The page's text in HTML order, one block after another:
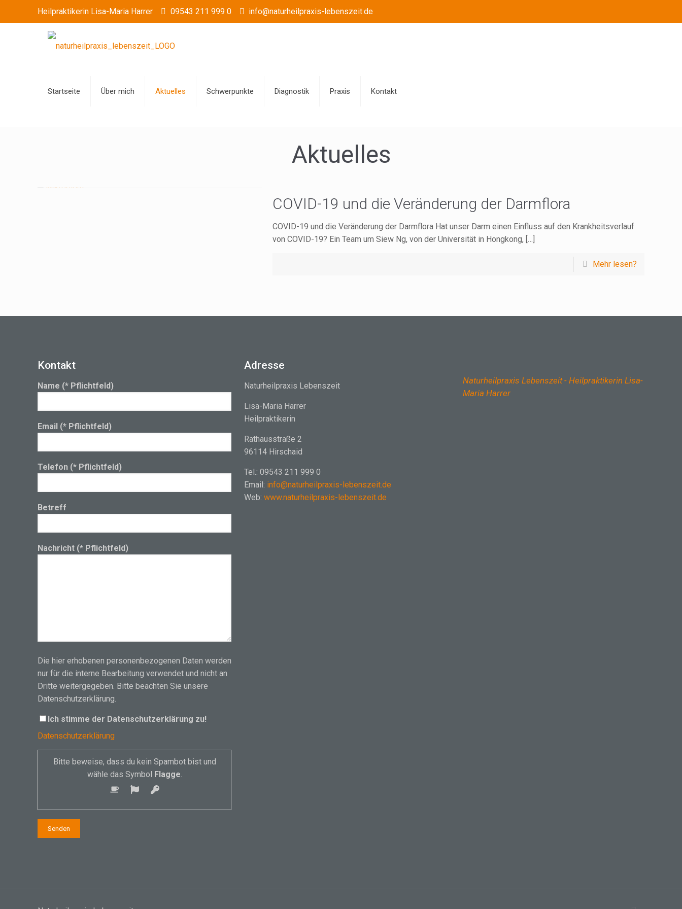
Heilpraktikerin Lisa-Maria Harrer 09543 211 999 0 info@naturheilpraxis-lebenszeit.de
Startseite Über mich Aktuelles Schwerpunkte Diagnostik Praxis Kontakt
Aktuelles
COVID-19 und die Veränderung der Darmflora
COVID-19 und die Veränderung der Darmflora Hat unser Darm einen Einfluss auf den Krankheitsverlauf
von COVID-19? Ein Team um Siew Ng, von der Universität in Hongkong, […]
Mehr lesen?
Kontakt
Name (* Pflichtfeld)
Email (* Pflichtfeld)
Telefon (* Pflichtfeld)
Betreff
Nachricht (* Pflichtfeld)
Die hier erhobenen personenbezogenen Daten werden
nur für die interne Bearbeitung verwendet und nicht an
Dritte weitergegeben. Bitte beachten Sie unsere
Datenschutzerklärung.
Ich stimme der Datenschutzerklärung zu!
Datenschutzerklärung
Bitte beweise, dass du kein Spambot bist und
wähle das Symbol Flagge.
Adresse
Naturheilpraxis Lebenszeit
Lisa-Maria Harrer
Heilpraktikerin
Rathausstraße 2
96114 Hirschaid
Tel.: 09543 211 999 0
Email: info@naturheilpraxis-lebenszeit.de
Web: www.naturheilpraxis-lebenszeit.de
Naturheilpraxis Lebenszeit - Heilpraktikerin Lisa-
Maria Harrer